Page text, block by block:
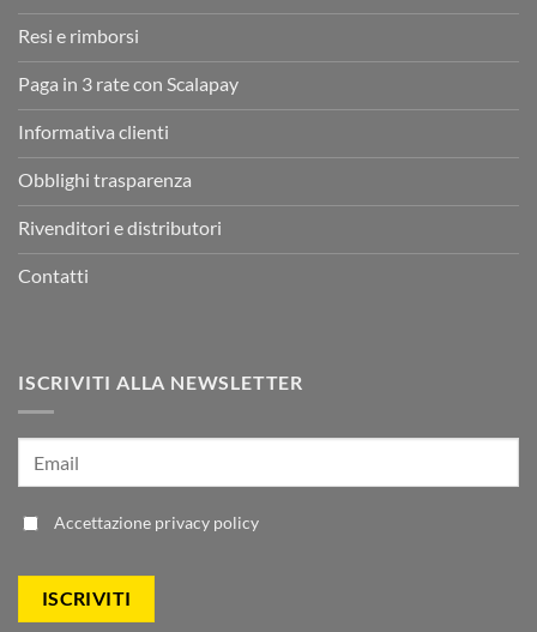
Resi e rimborsi
Paga in 3 rate con Scalapay
Informativa clienti
Obblighi trasparenza
Rivenditori e distributori
Contatti
ISCRIVITI ALLA NEWSLETTER
Accettazione privacy policy